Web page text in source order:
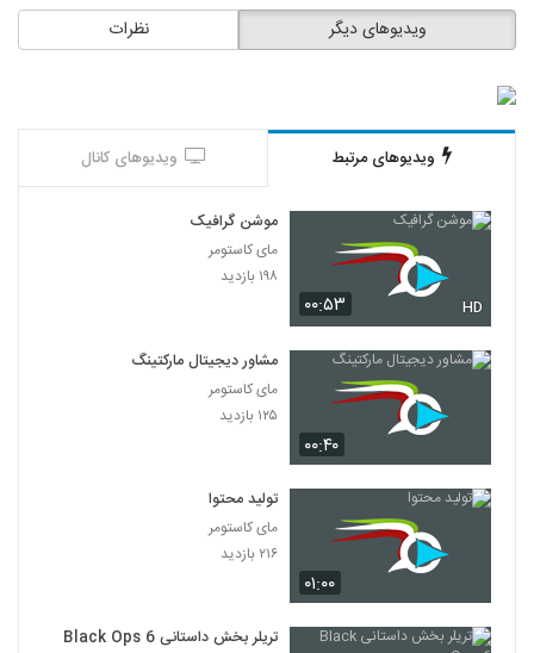
نظرات ویدیوهای دیگر
ویدیوهای مرتبط ویدیوهای کانال
۰۰:۵۳ HD
موشن گرافیک
مای کاستومر
۱۹۸ بازدید
۰۰:۴۰
مشاور دیجیتال مارکتینگ
مای کاستومر
۱۲۵ بازدید
۰۱:۰۰
تولید محتوا
مای کاستومر
۲۱۶ بازدید
تریلر بخش داستانی Black Ops 6